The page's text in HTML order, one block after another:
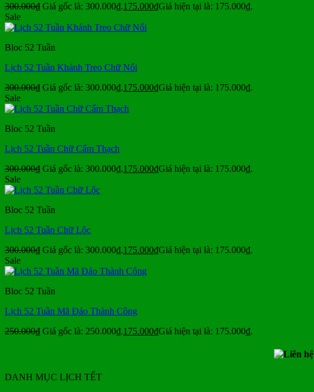
300.000₫ Giá gốc là: 300.000₫.175.000₫Giá hiện tại là: 175.000₫.
Sale
Bloc 52 Tuần
Lịch 52 Tuần Khánh Treo Chữ Nổi
300.000₫ Giá gốc là: 300.000₫.175.000₫Giá hiện tại là: 175.000₫.
Sale
Bloc 52 Tuần
Lịch 52 Tuần Chữ Cẩm Thạch
300.000₫ Giá gốc là: 300.000₫.175.000₫Giá hiện tại là: 175.000₫.
Sale
Bloc 52 Tuần
Lịch 52 Tuần Chữ Lộc
300.000₫ Giá gốc là: 300.000₫.175.000₫Giá hiện tại là: 175.000₫.
Sale
Bloc 52 Tuần
Lịch 52 Tuần Mã Đáo Thành Công
250.000₫ Giá gốc là: 250.000₫.175.000₫Giá hiện tại là: 175.000₫.
DANH MỤC LỊCH TẾT